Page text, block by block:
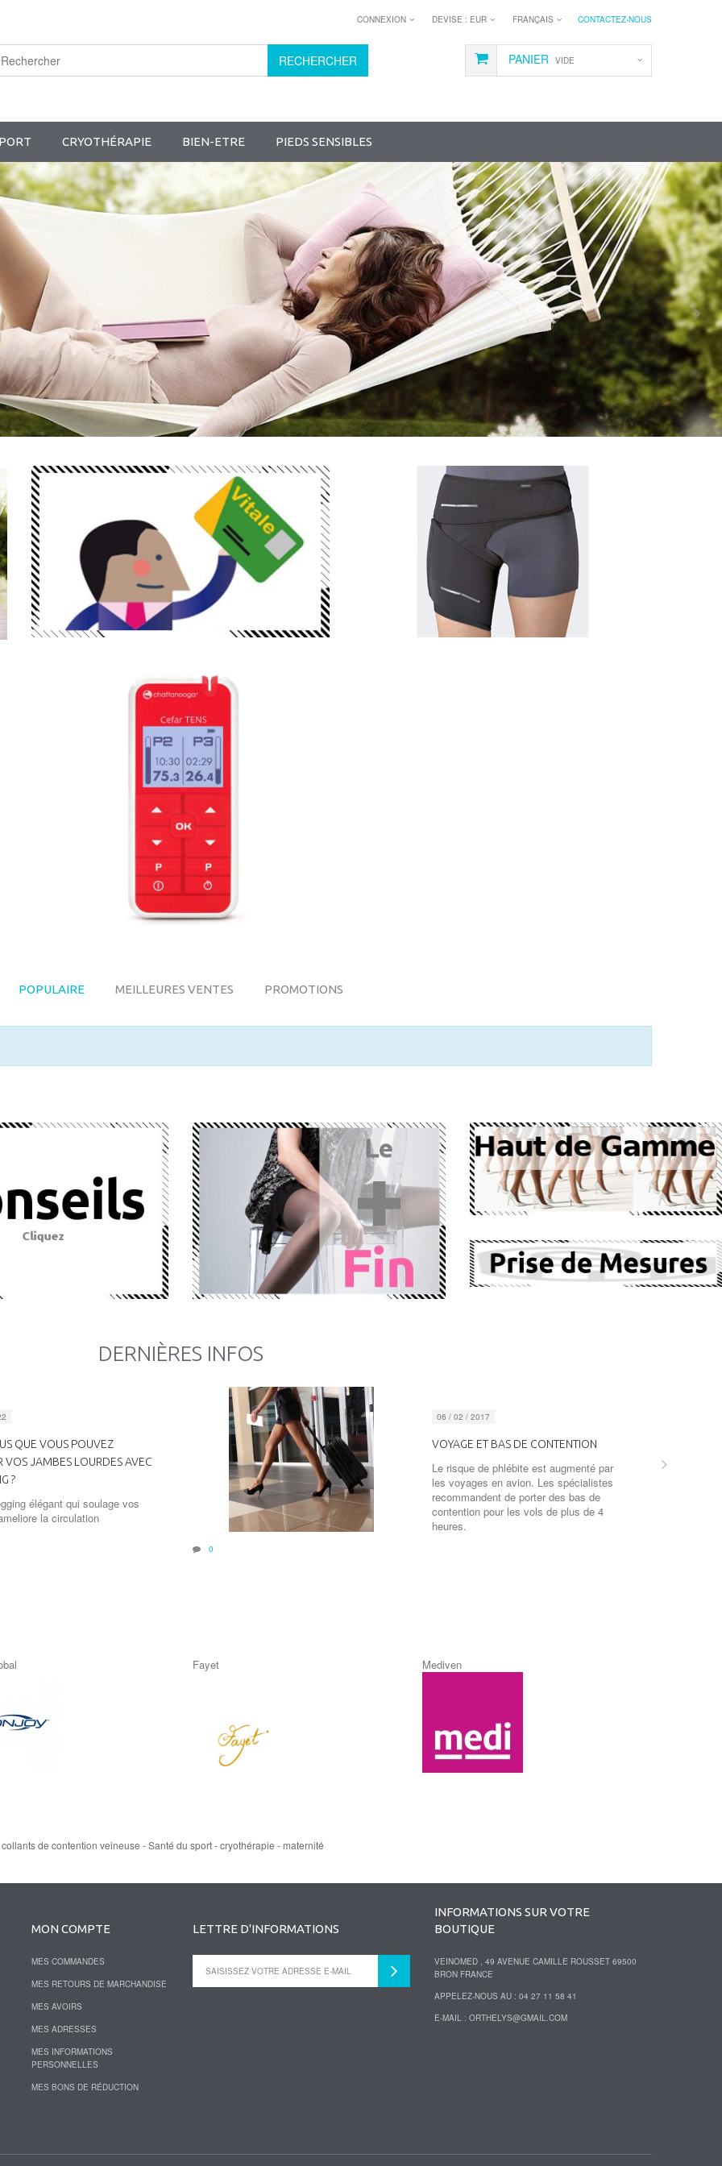
CONTACTEZ-NOUS
FRANÇAIS
DEVISE : EUR
CONNEXION
PANIER VIDE
RECHERCHER
CRYOTHÉRAPIE BIEN-ETRE PIEDS SENSIBLES
POPULAIRE MEILLEURES VENTES PROMOTIONS
DERNIÈRES INFOS
QUE VOUS POUVEZ
VOS JAMBES LOURDES AVEC
?
élégant qui soulage vos
la circulation
06 / 02 / 2017
VOYAGE ET BAS DE CONTENTION
Le risque de phlébite est augmenté par
les voyages en avion. Les spécialistes
recommandent de porter des bas de
contention pour les vols de plus de 4
heures.
0
Fayet Mediven
de contention veineuse - Santé du sport - cryothérapie - maternité
MON COMPTE
MES COMMANDES
MES RETOURS DE MARCHANDISE
MES AVOIRS
MES ADRESSES
MES INFORMATIONS
PERSONNELLES
MES BONS DE RÉDUCTION
LETTRE D'INFORMATIONS
INFORMATIONS SUR VOTRE
BOUTIQUE
VEINOMED , 49 AVENUE CAMILLE ROUSSET 69500
BRON FRANCE
APPELEZ-NOUS AU : 04 27 11 58 41
E-MAIL : ORTHELYS@GMAIL.COM